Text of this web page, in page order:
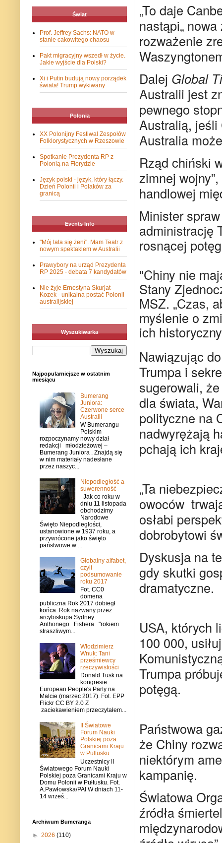
„To daje
nastąpi„
rozważenie
Dalej Global
Australii jest
pewnego
Australią, jeśli
Australia
Rząd chiński
zimnej
handlowej
Minister
administrację
rosnącej
"Chiny nie
Stany
MSZ. „Czas,
myślenie o
ich
Nawiązując
Trumpa i
sugerowali,
dla świata,
polityczne na
nadwyrężają
pchają ich
„Ta
owoców
osłabi
dobrobytowi
Dyskusja na
gdy skutki
dramatyczne.
USA, których
100 000,
Trumpa
potęgą.
Państwowa
że Chiny
niektórym
kampanię.
Światowa
źródła
Świat
Prof. Jeffrey Sachs: NATO w
stanie cakowitego chaosu
Pakt migracyjny wszedł w życie.
Jakie wyjście dla Polski?
Xi i Putin budują nowy porządek
świata! Trump wykiwany
Polonia
XX Polonijny Festiwal Zespołów
Folklorystycznych w Rzeszowie
Spotkanie Prezydenta RP z
Polonią na Florydzie
Język polski - język, który łączy.
Dzień Polonii i Polaków za
granicą
Events Info
"Mój tata się żeni". Mam Teatr z
nowym spektaklem w Australii
Prawybory na urząd Prezydenta
RP 2025 - debata 7 kandydatów
Nie żyje Ernestyna Skurjat-
Kozek - unikalna postać Polonii
australijskiej
Wyszukiwarka
Najpopularniejsze w ostatnim
miesiącu
Bumerang
Juniora:
Czerwone serce
Australii
W Bumerangu
Polskim
rozpoczynamy nowy dział
redakcji młodzieżowej –
Bumerang Juniora . Znajdą się
w nim materiały nadesłane
przez naszyc...
Niepodległość a
suwerenność
Jak co roku w
dniu 11 listopada
obchodzimy
Narodowe
Święto Niepodległości,
ustanowione w 1937 roku, a
przywrócone jako święto
państwowe w ...
Globalny alfabet,
czyli
podsumowanie
roku 2017
Fot. CC0
domena
publiczna Rok 2017 dobiegł
końca. Rok nazwany przez
arcybiskupa Sydney
Anthonego Fishera "rokiem
straszliwym...
Włodzimierz
Wnuk: Tani
prześmiewcy
rzeczywistości
Donald Tusk na
kongresie
European People's Party na
Malcie (marzec 2017). Fot. EPP
Flickr CC BY 2.0 Z
zaciekawieniem przeczytałem...
II Światowe
Forum Nauki
Polskiej poza
Granicami Kraju
w Pułtusku
Uczestnicy II
Światowego Forum Nauki
Polskiej poza Granicami Kraju w
Domu Polonii w Pułtusku. Fot.
A.Pawłowska/PAI W dniach 11-
14 wrześ...
Archiwum Bumeranga
► 2026 (110)